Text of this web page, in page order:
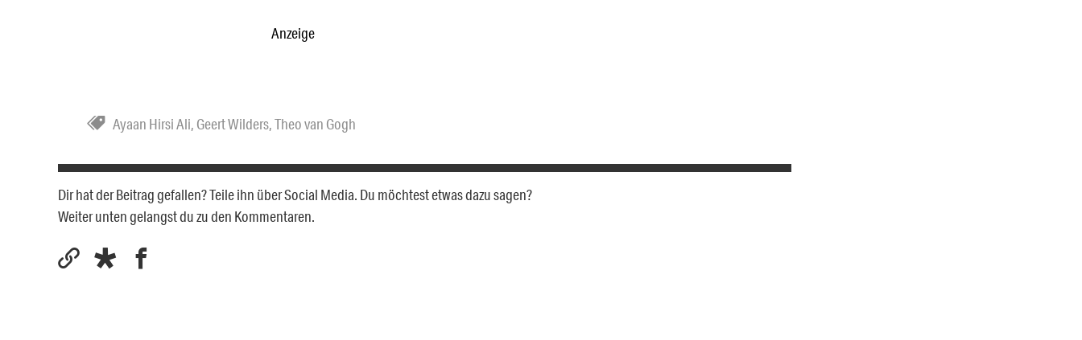
Anzeige
Ayaan Hirsi Ali, Geert Wilders,Theo van Gogh
Dir hat der Beitrag gefallen? Teile ihn über Social Media. Du möchtest etwas dazu sagen?
Weiter unten gelangst du zu den Kommentaren.